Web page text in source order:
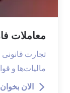
معاملات
تجارت قانونی
مالیات‌ها و
الان بخوان